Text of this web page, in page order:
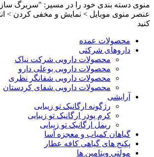
منوی دسته بندی خود را در مسیر: "سربرگ ساز
عنصر منوی موبایل > نمایش و مخفی کردن >
کنید
محصولات عمده
داروهای شرکتی
محصولات دارویی شرکت نیاک
محصولات دارویی بوعلی دارو
محصولات دارویی شفانگر نظری
محصولات دارویی شفای کردستان
آرایشی
رژگونه ارگانیک تو زیبایی
کرم پودر ارگانیک تو زیبایی
ریمل ارگانیک تو زیبایی
گیاهان کمیاب و معجزه آسا
پکیج های گیاهی کافه عطار
مولتی ویتامین ها